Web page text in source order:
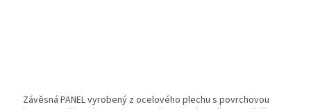
Závěsná PANEL vyrobený z ocelového plechu s povrchovou